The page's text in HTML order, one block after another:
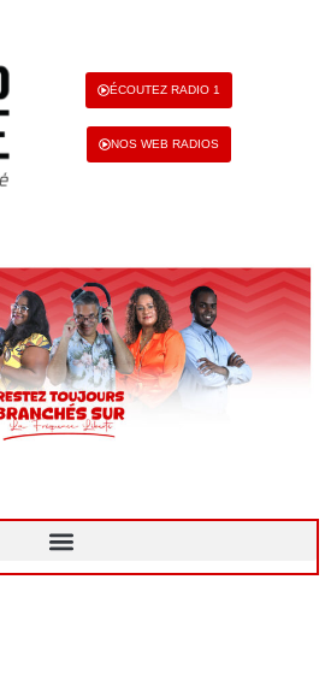
ÉCOUTEZ RADIO 1
NOS WEB RADIOS